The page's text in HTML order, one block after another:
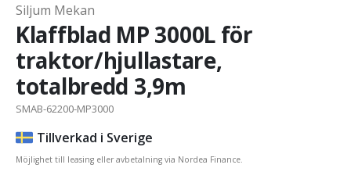
Siljum Mekan
Klaffblad MP 3000L för
traktor/hjullastare,
totalbredd 3,9m
SMAB-62200-MP3000
Tillverkad i Sverige
Möjlighet till leasing eller avbetalning via Nordea Finance.